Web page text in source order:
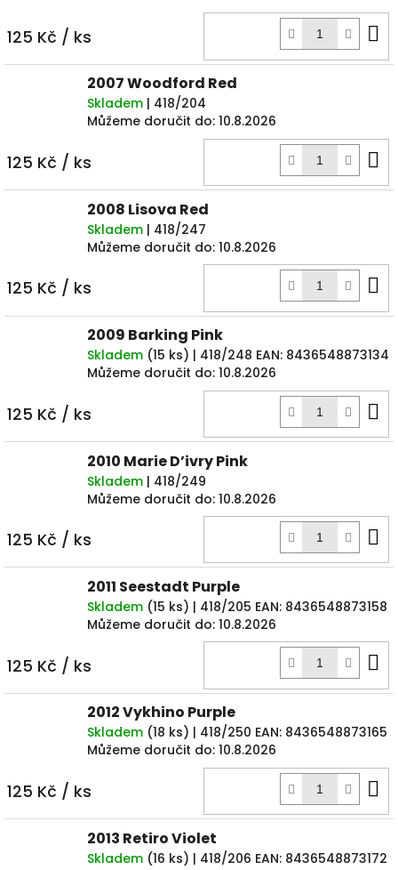
125 Kč / ks
2007 Woodford Red
Skladem | 418/204
Můžeme doručit do: 10.8.2026
125 Kč / ks
2008 Lisova Red
Skladem | 418/247
Můžeme doručit do: 10.8.2026
125 Kč / ks
2009 Barking Pink
Skladem (15 ks) | 418/248 EAN: 8436548873134
Můžeme doručit do: 10.8.2026
125 Kč / ks
2010 Marie D’ivry Pink
Skladem | 418/249
Můžeme doručit do: 10.8.2026
125 Kč / ks
2011 Seestadt Purple
Skladem (15 ks) | 418/205 EAN: 8436548873158
Můžeme doručit do: 10.8.2026
125 Kč / ks
2012 Vykhino Purple
Skladem (18 ks) | 418/250 EAN: 8436548873165
Můžeme doručit do: 10.8.2026
125 Kč / ks
2013 Retiro Violet
Skladem (16 ks) | 418/206 EAN: 8436548873172